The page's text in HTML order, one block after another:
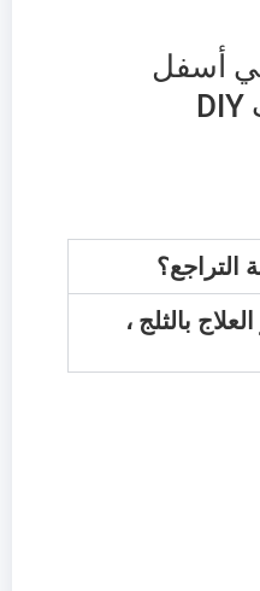
أسفل
التراجع؟
بالثلج ،